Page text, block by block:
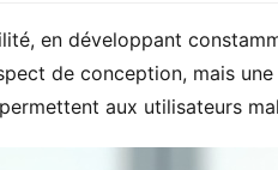
en développant
de conception, mais
aux utilisateurs